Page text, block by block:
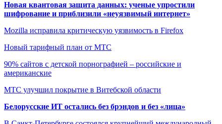
Новая квантовая защита данных: ученые упростили
шифрование и приблизили «неуязвимый интернет»
Mozilla исправила критическую уязвимость в Firefox
Новый тарифный план от МТС
90% сайтов с детской порнографией – российские и
американские
МТС улучшил покрытие в Витебской области
Белорусские ИТ остались без брэндов и без «лица»